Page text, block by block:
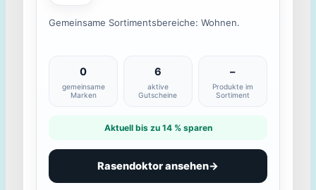
Gemeinsame Sortimentsbereiche: Wohnen.
0
gemeinsame
Marken
6
aktive
Gutscheine
–
Produkte im
Sortiment
Aktuell bis zu 14 % sparen
Rasendoktor ansehen→